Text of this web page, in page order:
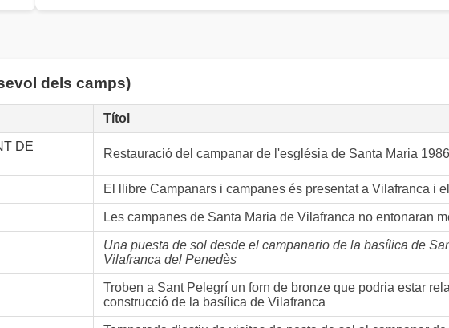
dels camps)
Títol
DE
Restauració del campanar de l'església de Santa Maria
El llibre Campanars i campanes és presentat a Vilafranca i el
Les campanes de Santa Maria de Vilafranca no entonaran
Una puesta de sol desde el campanario de la basílica de
Vilafranca del Penedès
Troben a Sant Pelegrí un forn de bronze que podria estar
construcció de la basílica de Vilafranca